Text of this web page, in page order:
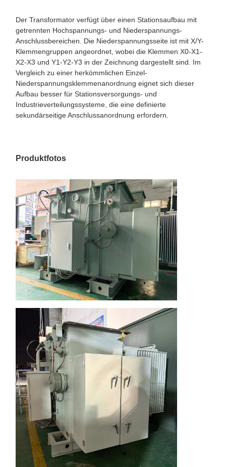
Der Transformator verfügt über einen Stationsaufbau mit
getrennten Hochspannungs- und Niederspannungs-
Anschlussbereichen. Die Niederspannungsseite ist mit X/Y-
Klemmengruppen angeordnet, wobei die Klemmen X0-X1-
X2-X3 und Y1-Y2-Y3 in der Zeichnung dargestellt sind. Im
Vergleich zu einer herkömmlichen Einzel-
Niederspannungsklemmenanordnung eignet sich dieser
Aufbau besser für Stationsversorgungs- und
Industrieverteilungssysteme, die eine definierte
sekundärseitige Anschlussanordnung erfordern.
Produktfotos